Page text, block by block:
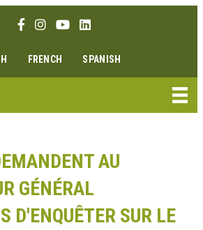
Lien Facebook
Lien Instagram
Lien Youtube
Linkedin link
FRENCH SPANISH
AU
GÉNÉRAL
D'ENQUÊTER SUR LE